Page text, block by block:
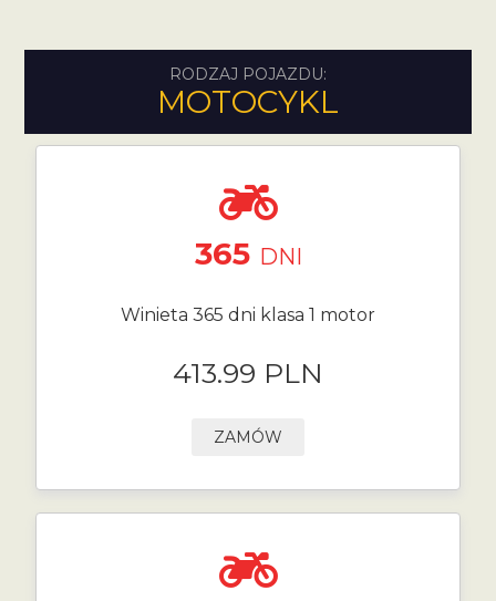
RODZAJ POJAZDU:
MOTOCYKL
365 DNI
Winieta 365 dni klasa 1 motor
413.99 PLN
ZAMÓW